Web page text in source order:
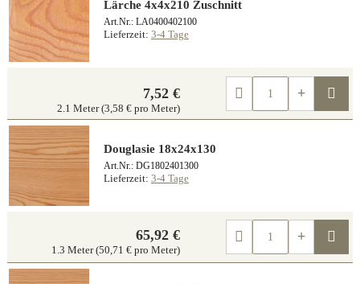
Lärche 4x4x210 Zuschnitt
Art.Nr.: LA0400402100
Lieferzeit: 3-4 Tage
7,52 €
2.1 Meter (3,58 € pro Meter)
Douglasie 18x24x130
Art.Nr.: DG1802401300
Lieferzeit: 3-4 Tage
65,92 €
1.3 Meter (50,71 € pro Meter)